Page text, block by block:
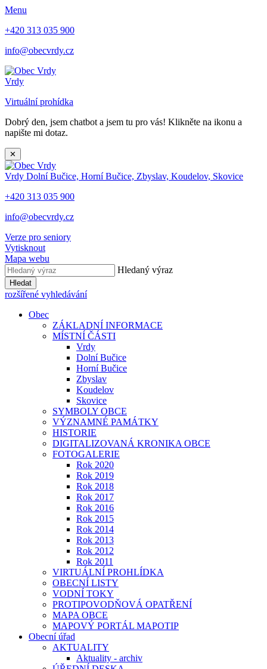
Menu
+420 313 035 900
info@obecvrdy.cz
Vrdy
Virtuální prohídka
Dobrý den, jsem chatbot a jsem tu pro vás! Klikněte na ikonu a
napište mi dotaz.
✕
Vrdy Dolní Bučice, Horní Bučice, Zbyslav, Koudelov, Skovice
+420 313 035 900
info@obecvrdy.cz
Verze pro seniory
Vytisknout
Mapa webu
Hledaný výraz
Hledat
rozšířené vyhledávání
Obec
ZÁKLADNÍ INFORMACE
MÍSTNÍ ČÁSTI
Vrdy
Dolní Bučice
Horní Bučice
Zbyslav
Koudelov
Skovice
SYMBOLY OBCE
VÝZNAMNÉ PAMÁTKY
HISTORIE
DIGITALIZOVANÁ KRONIKA OBCE
FOTOGALERIE
Rok 2020
Rok 2019
Rok 2018
Rok 2017
Rok 2016
Rok 2015
Rok 2014
Rok 2013
Rok 2012
Rok 2011
VIRTUÁLNÍ PROHLÍDKA
OBECNÍ LISTY
VODNÍ TOKY
PROTIPOVODŇOVÁ OPATŘENÍ
MAPA OBCE
MAPOVÝ PORTÁL MAPOTIP
Obecní úřad
AKTUALITY
Aktuality - archiv